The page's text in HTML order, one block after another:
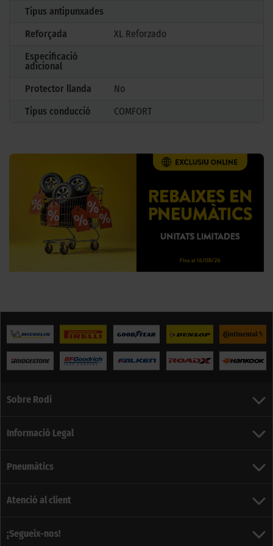
Tipus antipunxades
Reforçada
XL Reforzado
Especificació
adicional
Protector llanda
No
Tipus conducció
COMFORT
Sobre Rodi
Informació Legal
Pneumàtics
Atenció al client
¡Segueix-nos!